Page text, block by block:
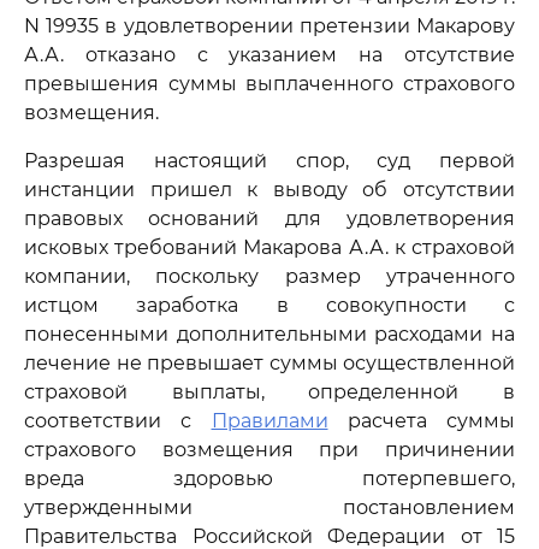
N 19935 в удовлетворении претензии Макарову
А.А. отказано с указанием на отсутствие
превышения суммы выплаченного страхового
возмещения.
Разрешая настоящий спор, суд первой
инстанции пришел к выводу об отсутствии
правовых оснований для удовлетворения
исковых требований Макарова А.А. к страховой
компании, поскольку размер утраченного
истцом заработка в совокупности с
понесенными дополнительными расходами на
лечение не превышает суммы осуществленной
страховой выплаты, определенной в
соответствии с
Правилами расчета суммы
страхового возмещения при причинении
вреда здоровью потерпевшего,
утвержденными постановлением
Правительства Российской Федерации от 15